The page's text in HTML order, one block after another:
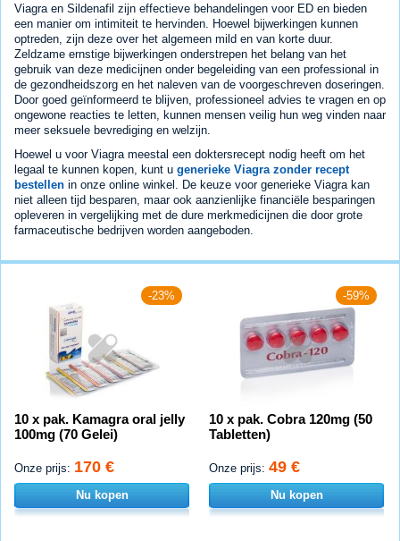
Viagra en Sildenafil zijn effectieve behandelingen voor ED en bieden
een manier om intimiteit te hervinden. Hoewel bijwerkingen kunnen
optreden, zijn deze over het algemeen mild en van korte duur.
Zeldzame ernstige bijwerkingen onderstrepen het belang van het
gebruik van deze medicijnen onder begeleiding van een professional in
de gezondheidszorg en het naleven van de voorgeschreven doseringen.
Door goed geïnformeerd te blijven, professioneel advies te vragen en op
ongewone reacties te letten, kunnen mensen veilig hun weg vinden naar
meer seksuele bevrediging en welzijn.
Hoewel u voor Viagra meestal een doktersrecept nodig heeft om het
legaal te kunnen kopen, kunt u generieke Viagra zonder recept
bestellen in onze online winkel. De keuze voor generieke Viagra kan
niet alleen tijd besparen, maar ook aanzienlijke financiële besparingen
opleveren in vergelijking met de dure merkmedicijnen die door grote
farmaceutische bedrijven worden aangeboden.
-23%
10 x pak. Kamagra oral jelly
100mg (70 Gelei)
Onze prijs: 170 €
Nu kopen
-59%
10 x pak. Cobra 120mg (50
Tabletten)
Onze prijs: 49 €
Nu kopen